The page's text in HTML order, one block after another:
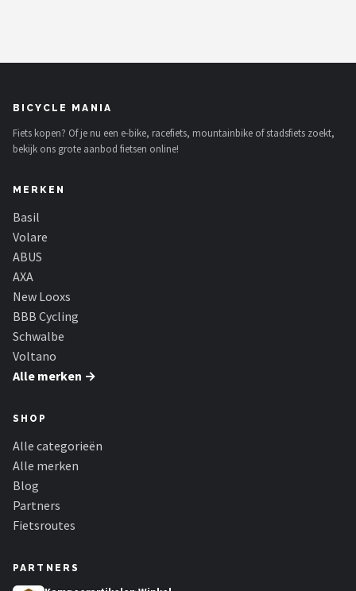
BICYCLE MANIA
Fiets kopen? Of je nu een e-bike, racefiets, mountainbike of stadsfiets zoekt,
bekijk ons grote aanbod fietsen online!
MERKEN
Basil
Volare
ABUS
AXA
New Looxs
BBB Cycling
Schwalbe
Voltano
Alle merken →
SHOP
Alle categorieën
Alle merken
Blog
Partners
Fietsroutes
PARTNERS